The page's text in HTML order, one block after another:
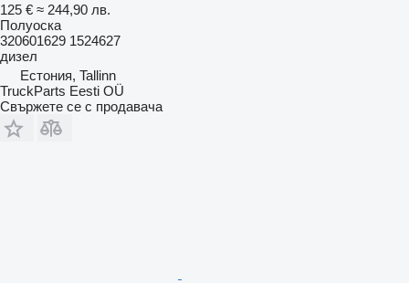
125 € ≈ 244,90 лв.
Полуоска
320601629 1524627
дизел
Естония, Tallinn
TruckParts Eesti OÜ
Свържете се с продавача